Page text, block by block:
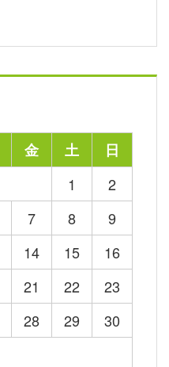
金 土 日
1
2
7 8
9
14 15
16
21 22
23
28 29
30